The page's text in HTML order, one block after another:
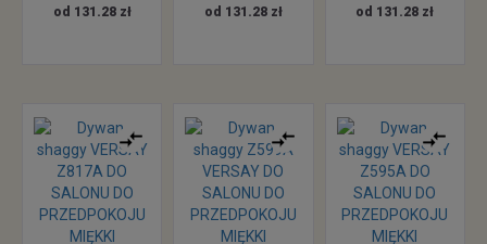
od 131.28 zł od 131.28 zł od 131.28 zł